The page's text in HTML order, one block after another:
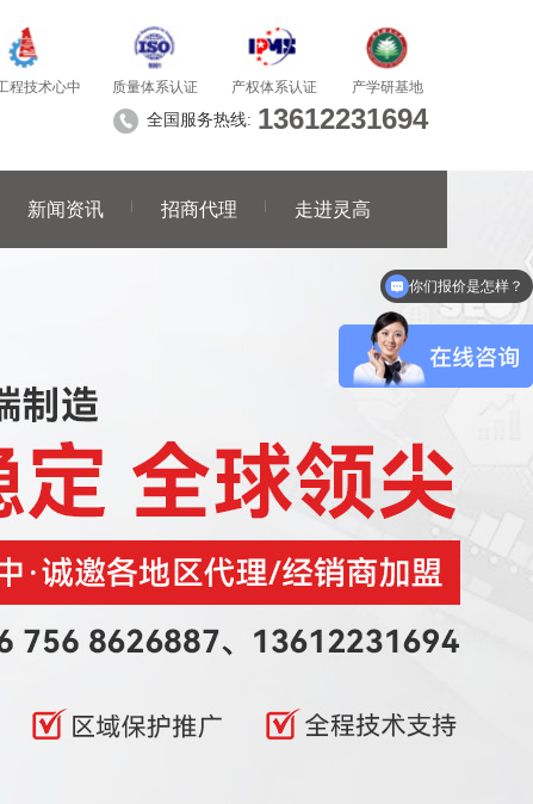
程技术心中 质量体系认证 产权体系认证 产学研基地
全国服务热线: 13612231694
新闻资讯 招商代理 走进灵高
你们报价是怎样？